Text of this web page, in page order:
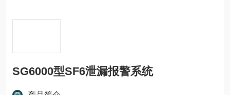
SG6000型SF6泄漏报警系统